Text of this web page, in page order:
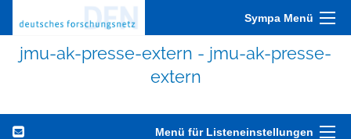
Sympa Menü
jmu-ak-presse-extern - jmu-ak-presse-
extern
Menü für Listeneinstellungen